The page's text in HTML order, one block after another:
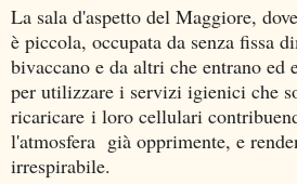
La sala d'aspetto del Maggiore,
è piccola, occupata da senza fissa
bivaccano e da altri che entrano ed
per utilizzare i servizi igienici che
ricaricare i loro cellulari
l'atmosfera già opprimente, e
irrespirabile.